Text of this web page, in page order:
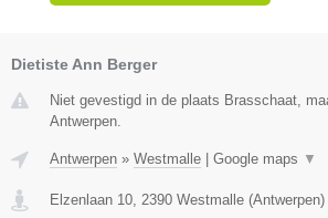
Dietiste Ann Berger
Niet gevestigd in de plaats Brasschaat,
Antwerpen.
Antwerpen » Westmalle Google maps ▼
Elzenlaan 10, 2390 Westmalle (Antwerpen)